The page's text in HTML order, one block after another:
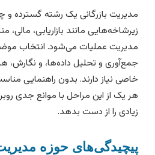
بازرگانی یک رشته گسترده و
مانند بازاریابی، مالی، منابع
عملیات می‌شود. انتخاب موضوع،
و تحلیل داده‌ها، و نگارش، هر
نیاز دارند. بدون راهنمایی
یک از این مراحل با موانع جدی روبرو
را از دست بدهد.
حوزه مدیریت